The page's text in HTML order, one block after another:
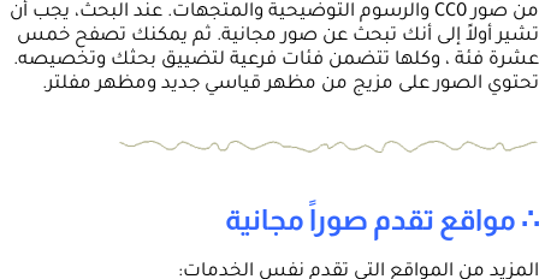
من صور CC0 والرسوم التوضيحية والمتجهات. عند البحث، يجب أن
تشير أولاً إلى أنك تبحث عن صور مجانية. ثم يمكنك تصفح خمس
عشرة فئة ، وكلها تتضمن فئات فرعية لتضييق بحثك وتخصيصه.
تحتوي الصور على مزيج من مظهر قياسي جديد ومظهر مفلتر.
∴ مواقع تقدم صوراً مجانية
المزيد من المواقع التي تقدم نفس الخدمات: